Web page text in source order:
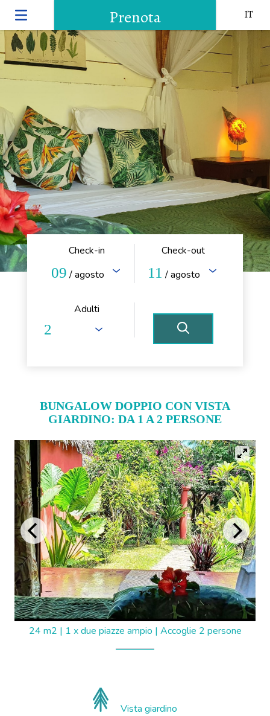
Prenota IT
Check-in
09 / agosto
Check-out
11 / agosto
Adulti
BUNGALOW DOPPIO CON VISTA
GIARDINO: DA 1 A 2 PERSONE
24 m2 | 1 x due piazze ampio | Accoglie 2 persone
Vista giardino